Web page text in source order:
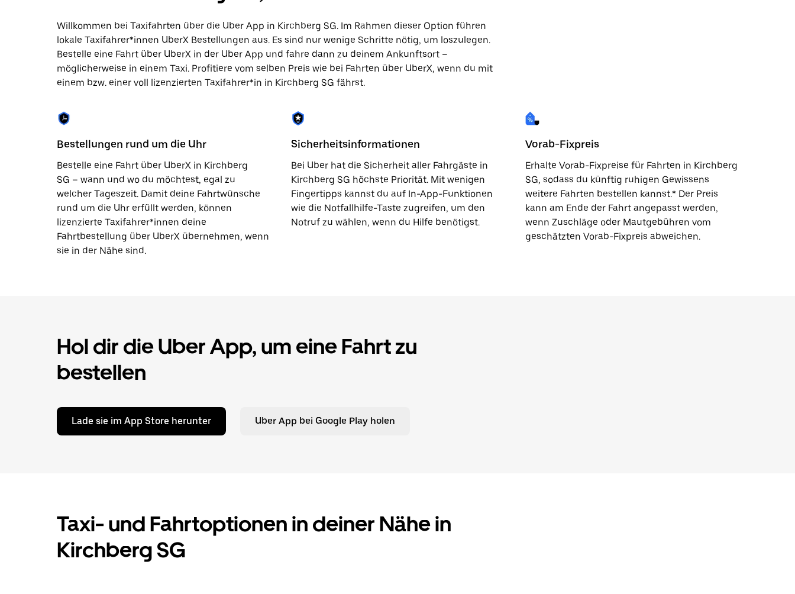
Drücke
die
Escape-
um
den
schließen.
Willkommen bei Taxifahrten über die Uber App in Kirchberg SG. Im Rahmen dieser Option führen
lokale Taxifahrer*innen UberX Bestellungen aus. Es sind nur wenige Schritte nötig, um loszulegen.
Bestelle eine Fahrt über UberX in der Uber App und fahre dann zu deinem Ankunftsort –
möglicherweise in einem Taxi. Profitiere vom selben Preis wie bei Fahrten über UberX, wenn du mit
einem bzw. einer voll lizenzierten Taxifahrer*in in Kirchberg SG fährst.
Bestellungen rund um die Uhr
Bestelle eine Fahrt über UberX in Kirchberg
SG – wann und wo du möchtest, egal zu
welcher Tageszeit. Damit deine Fahrtwünsche
rund um die Uhr erfüllt werden, können
lizenzierte Taxifahrer*innen deine
Fahrtbestellung über UberX übernehmen, wenn
sie in der Nähe sind.
Sicherheitsinformationen
Bei Uber hat die Sicherheit aller Fahrgäste in
Kirchberg SG höchste Priorität. Mit wenigen
Fingertipps kannst du auf In-App-Funktionen
wie die Notfallhilfe-Taste zugreifen, um den
Notruf zu wählen, wenn du Hilfe benötigst.
Vorab-Fixpreis
Erhalte Vorab-Fixpreise für Fahrten in Kirchberg
SG, sodass du künftig ruhigen Gewissens
weitere Fahrten bestellen kannst.* Der Preis
kann am Ende der Fahrt angepasst werden,
wenn Zuschläge oder Mautgebühren vom
geschätzten Vorab-Fixpreis abweichen.
Hol dir die Uber App, um eine Fahrt zu
bestellen
Lade sie im App Store herunter Uber App bei Google Play holen
Taxi- und Fahrtoptionen in deiner Nähe in
Kirchberg SG